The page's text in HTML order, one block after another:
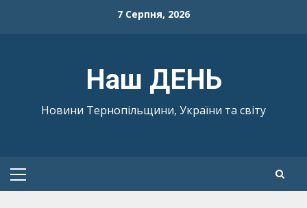
7 Серпня, 2026
Наш ДЕНЬ
Новини Тернопільщини, України та світу
Primary